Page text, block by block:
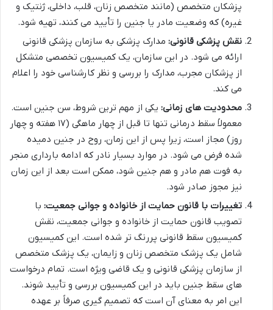
پزشکان متخصص (مانند متخصص زنان، قلب، داخلی، ژنتیک و
غیره) که وضعیت مادر یا جنین را تأیید می کنند، تهیه شود.
نقش پزشکی قانونی: مدارک پزشکی به سازمان پزشکی قانونی
ارائه می شود. در این سازمان، یک کمیسیون تخصصی متشکل
از پزشکان مجرب، مدارک را بررسی و نظر کارشناسی خود را اعلام
می کند.
محدودیت های زمانی: یکی از مهم ترین شروط، سن جنین است.
معمولاً سقط درمانی تنها تا قبل از چهار ماهگی (۱۷ هفته و چهار
روز) مجاز است، زیرا پس از این زمان، روح در جنین دمیده
شده فرض می شود. در موارد بسیار نادر که ادامه بارداری منجر
به فوت هم مادر و هم جنین شود، ممکن است بعد از این زمان
نیز مجوز صادر شود.
تغییرات با قانون حمایت از خانواده و جوانی جمعیت: با
تصویب قانون حمایت از خانواده و جوانی جمعیت، نقش
کمیسیون سقط قانونی پررنگ تر شده است. این کمیسیون
شامل یک پزشک متخصص زنان و زایمان، یک پزشک متخصص
از سازمان پزشکی قانونی و یک قاضی ویژه است. تمام درخواست
های سقط جنین باید در این کمیسیون بررسی و تأیید شوند.
این امر به معنای آن است که تصمیم گیری صرفاً بر عهده